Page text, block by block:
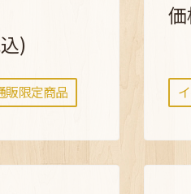
)
販限定商品